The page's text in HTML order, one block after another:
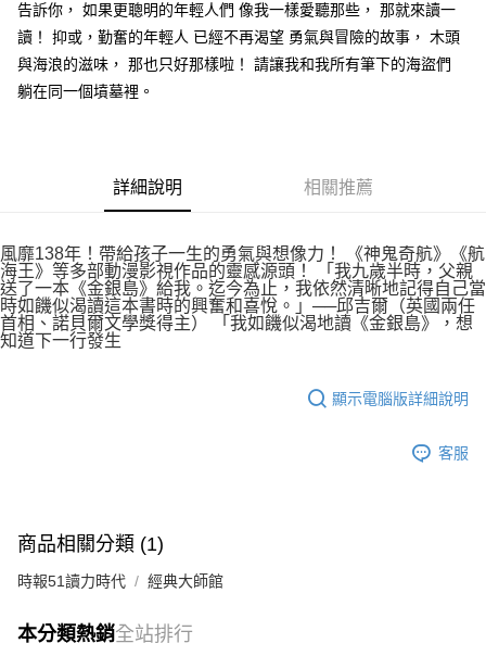
告訴你， 如果更聰明的年輕人們 像我一樣愛聽那些， 那就來讀一
讀！ 抑或，勤奮的年輕人 已經不再渴望 勇氣與冒險的故事， 木頭
與海浪的滋味， 那也只好那樣啦！ 請讓我和我所有筆下的海盜們
躺在同一個墳墓裡。
詳細說明 相關推薦
風靡138年！帶給孩子一生的勇氣與想像力！ 《神鬼奇航》《航
海王》等多部動漫影視作品的靈感源頭！ 「我九歲半時，父親
送了一本《金銀島》給我。迄今為止，我依然清晰地記得自己當
時如饑似渴讀這本書時的興奮和喜悅。」──邱吉爾（英國兩任
首相、諾貝爾文學獎得主） 「我如饑似渴地讀《金銀島》，想
知道下一行發生
顯示電腦版詳細說明
客服
商品相關分類 (1)
時報51讀力時代 經典大師館
本分類熱銷全站排行